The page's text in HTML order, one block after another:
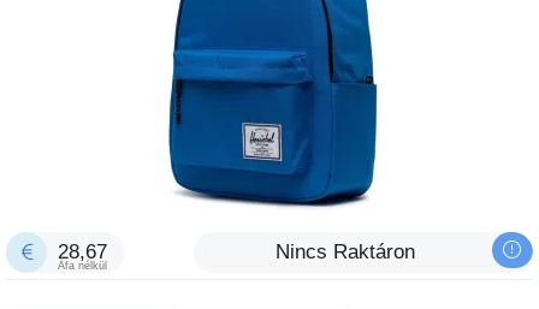
28,67
Áfa nélkül
Nincs Raktáron